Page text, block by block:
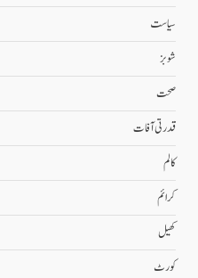
سیاست
شوبز
صحت
قدرتی آفات
کالم
کرائم
کھیل
کورٹ